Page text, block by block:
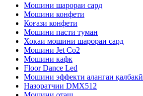
Мошини шарораи сард
Мошини конфети
Коғази конфети
Мошини пасти туман
Хокаи мошини шарораи сард
Мошини Jet Co2
Мошини кафк
Floor Dance Led
Мошини эффекти алангаи қалбакӣ
Назоратчии DMX512